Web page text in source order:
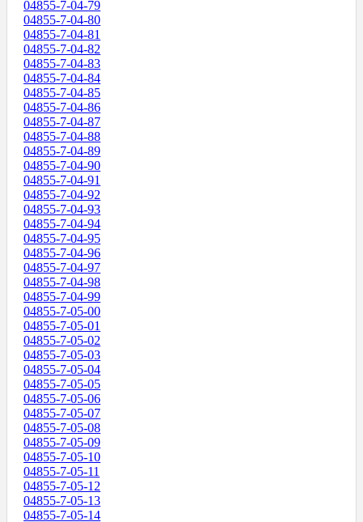
04855-7-04-79
04855-7-04-80
04855-7-04-81
04855-7-04-82
04855-7-04-83
04855-7-04-84
04855-7-04-85
04855-7-04-86
04855-7-04-87
04855-7-04-88
04855-7-04-89
04855-7-04-90
04855-7-04-91
04855-7-04-92
04855-7-04-93
04855-7-04-94
04855-7-04-95
04855-7-04-96
04855-7-04-97
04855-7-04-98
04855-7-04-99
04855-7-05-00
04855-7-05-01
04855-7-05-02
04855-7-05-03
04855-7-05-04
04855-7-05-05
04855-7-05-06
04855-7-05-07
04855-7-05-08
04855-7-05-09
04855-7-05-10
04855-7-05-11
04855-7-05-12
04855-7-05-13
04855-7-05-14